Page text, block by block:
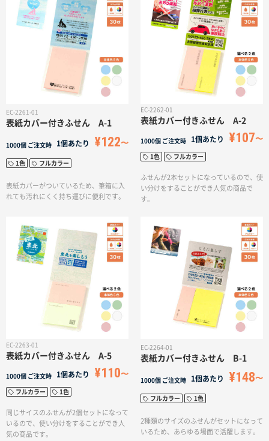
EC-2261-01
表紙カバー付きふせん A-1
1000個 ご注文時 1個あたり ¥122
1色 フルカラー
表紙カバーがついているため、筆箱に入
れても汚れにくく持ち運びに便利です。
EC-2262-01
表紙カバー付きふせん A-2
1000個 ご注文時 1個あたり ¥107
1色 フルカラー
ふせんが2本セットになっているので、使
い分けをすることができ人気の商品で
す。
EC-2263-01
表紙カバー付きふせん A-5
1000個 ご注文時 1個あたり ¥110
フルカラー 1色
同じサイスのふせんが2個セットになって
いるので、使い分けをすることができ人
気の商品です。
EC-2264-01
表紙カバー付きふせん B-1
1000個 ご注文時 1個あたり ¥148
フルカラー 1色
2種類のサイズのふせんがセットになって
いるため、あらゆる場面で活躍します。